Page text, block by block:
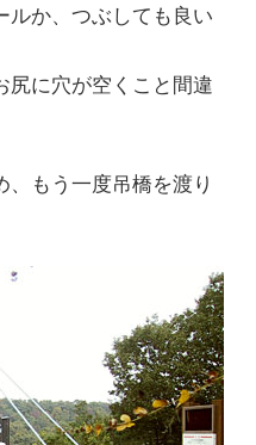
か、つぶしても良い
に穴が空くこと間違
もう一度吊橋を渡り